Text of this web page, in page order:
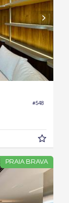
#548
PRAIA BRAVA